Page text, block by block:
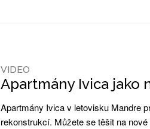
VIDEO
Apartmány Ivica jako
Apartmány Ivica v letovisku Mandre
rekonstrukcí. Můžete se těšit na